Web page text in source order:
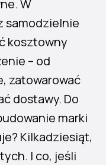
W
samodzielnie
kosztowny
– od
zatowarować
dostawy. Do
marki
Kilkadziesiąt,
I co, jeśli